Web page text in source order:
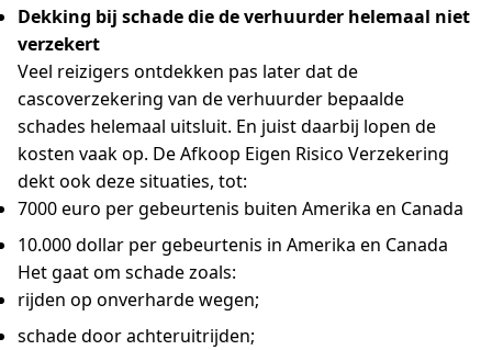
Dekking bij schade die de verhuurder helemaal niet
verzekert
Veel reizigers ontdekken pas later dat de
cascoverzekering van de verhuurder bepaalde
schades helemaal uitsluit. En juist daarbij lopen de
kosten vaak op. DeAfkoop Eigen Risico Verzekering
dekt ook deze situaties, tot:
7000 euro per gebeurtenis buiten Amerika en Canada
10.000 dollar per gebeurtenis in Amerika en Canada
Het gaat om schade zoals:
rijden op onverharde wegen;
schade door achteruitrijden;